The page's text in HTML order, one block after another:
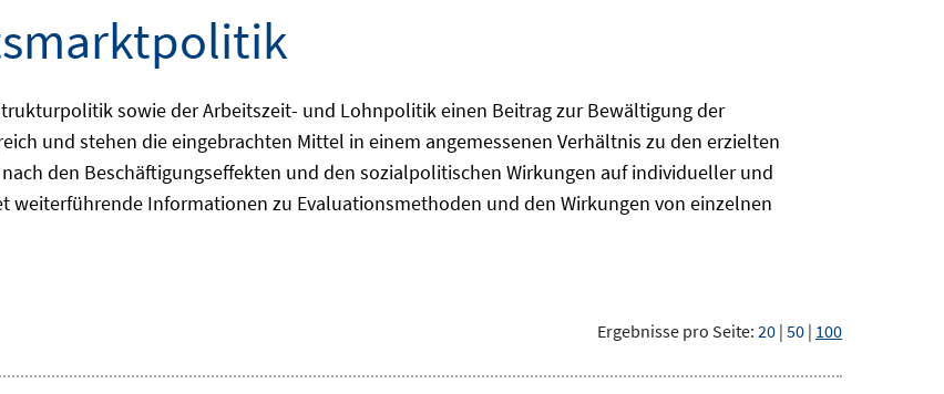
sowie der Arbeitszeit- und Lohnpolitik einen Beitrag zur Bewältigung der
und stehen die eingebrachten Mittel in einem angemessenen Verhältnis zu den erzielten
den Beschäftigungseffekten und den sozialpolitischen Wirkungen auf individueller und
weiterführende Informationen zu Evaluationsmethoden und den Wirkungen von einzelnen
Ergebnisse pro Seite: 20 | 50 | 100